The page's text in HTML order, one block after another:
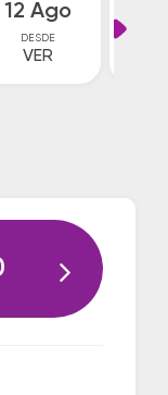
12 Ago
DESDE
VER